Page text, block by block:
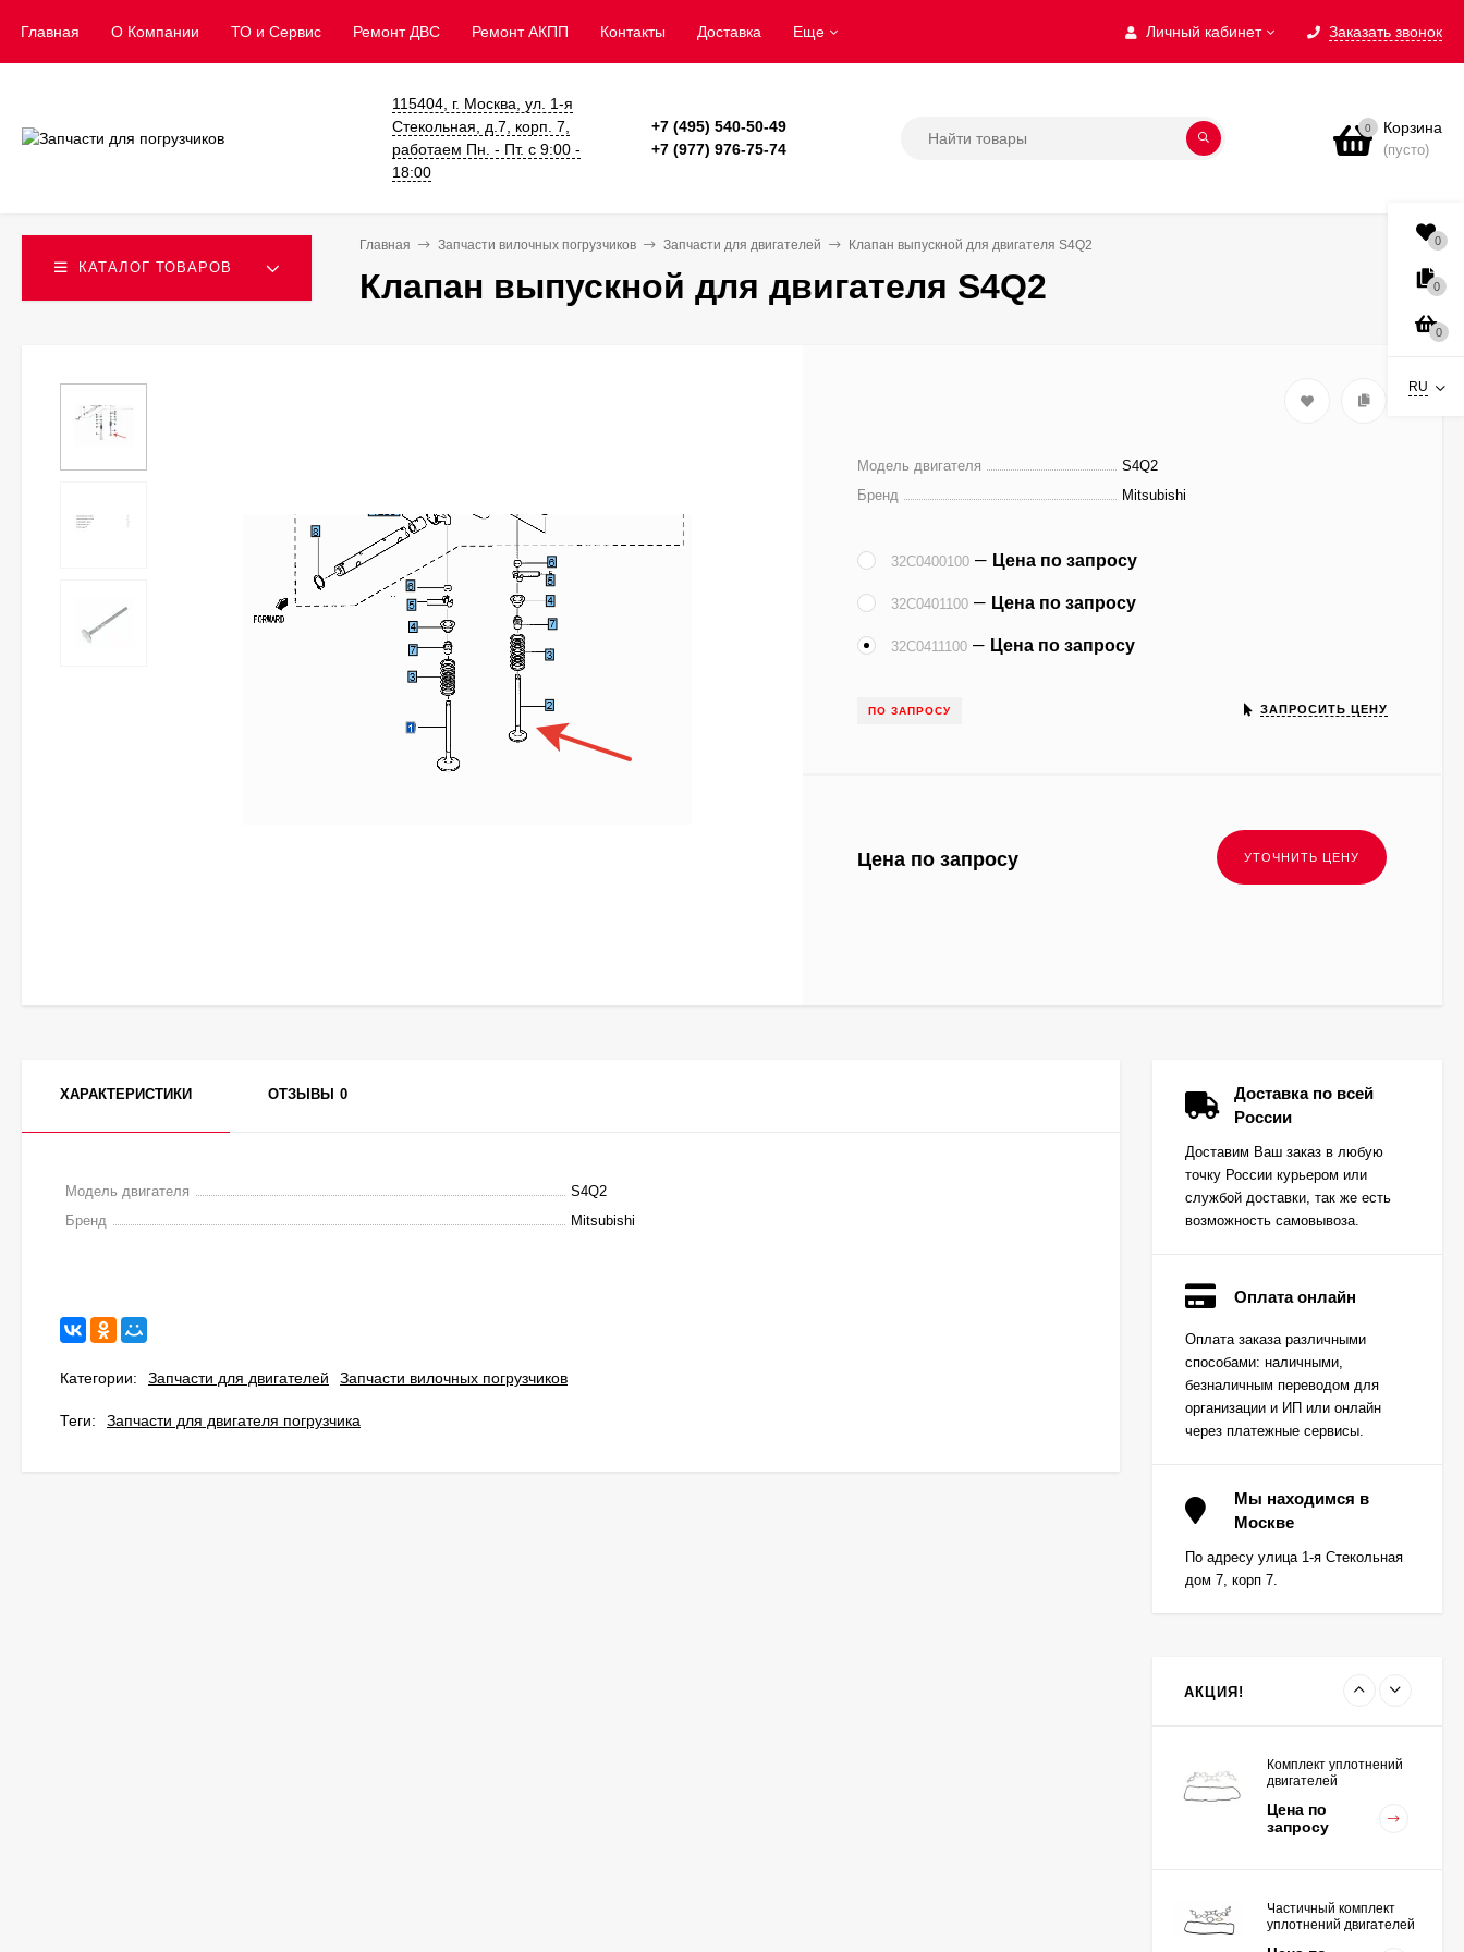
Личный кабинет Заказать звонок
Главная О Компании ТО и Сервис ​Ремонт ДВС Ремонт АКПП Контакты Доставка Еще
115404, г. Москва, ул. 1-я
Стекольная, д.7, корп. 7,
работаем Пн. - Пт. с 9:00 -
18:00
+7 (495) 540-50-49
+7 (977) 976-75-74
0 Корзина
(пусто)
КАТАЛОГ ТОВАРОВ
Главная Запчасти вилочных погрузчиков Запчасти для двигателей Клапан выпускной для двигателя S4Q2
Клапан выпускной для двигателя S4Q2
Модель двигателя
S4Q2
Бренд
Mitsubishi
32C0400100 Цена по запросу
32C0401100 Цена по запросу
32C0411100 Цена по запросу
ПО ЗАПРОСУ ЗАПРОСИТЬ ЦЕНУ
Цена по запросу
ХАРАКТЕРИСТИКИ ОТЗЫВЫ 0
Модель двигателя
S4Q2
Бренд
Mitsubishi
Категории: Запчасти для двигателей Запчасти вилочных погрузчиков
Теги: Запчасти для двигателя погрузчика
Доставка по всей
России
Доставим Ваш заказ в любую
точку России курьером или
службой доставки, так же есть
возможность самовывоза.
Оплата онлайн
Оплата заказа различными
способами: наличными,
безналичным переводом для
организации и ИП или онлайн
через платежные сервисы.
Мы находимся в
Москве
По адресу улица 1-я Стекольная
дом 7, корп 7.
АКЦИЯ!
Вкладыш коренной
(0,25) (1шт - 1
половинка) для
двигателей
K15,K21,K25
запросу
(1шт - 1 половинка) для
двигателей
K15,K21,K25
Цена по
Комплект уплотнений
двигателей
Цена по
запросу
Частичный комплект
уплотнений двигателей
0
0
0
RU